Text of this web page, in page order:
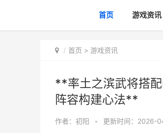
首页 游戏资讯
首页 > 游戏资讯
**率土之滨武将搭
阵容构建心法**
作者： 初阳 • 更新时间：2026-